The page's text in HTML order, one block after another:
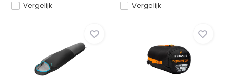
Vergelijk Vergelijk